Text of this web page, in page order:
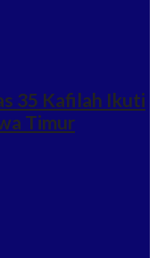
35 Kafilah Ikuti
Timur